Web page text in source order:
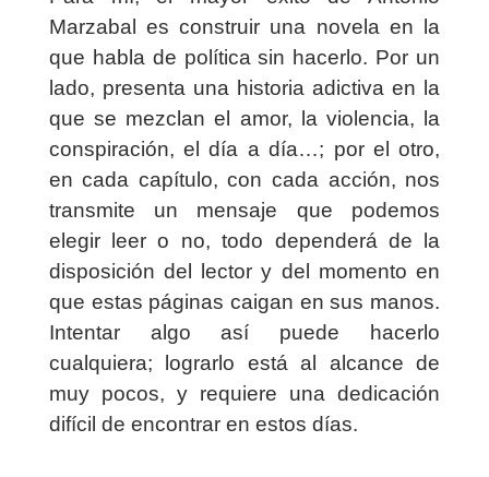
Marzabal es construir una novela en la
que habla de política sin hacerlo. Por un
lado, presenta una historia adictiva en la
que se mezclan el amor, la violencia, la
conspiración, el día a día…; por el otro,
en cada capítulo, con cada acción, nos
transmite un mensaje que podemos
elegir leer o no, todo dependerá de la
disposición del lector y del momento en
que estas páginas caigan en sus manos.
Intentar algo así puede hacerlo
cualquiera; lograrlo está al alcance de
muy pocos, y requiere una dedicación
difícil de encontrar en estos días.